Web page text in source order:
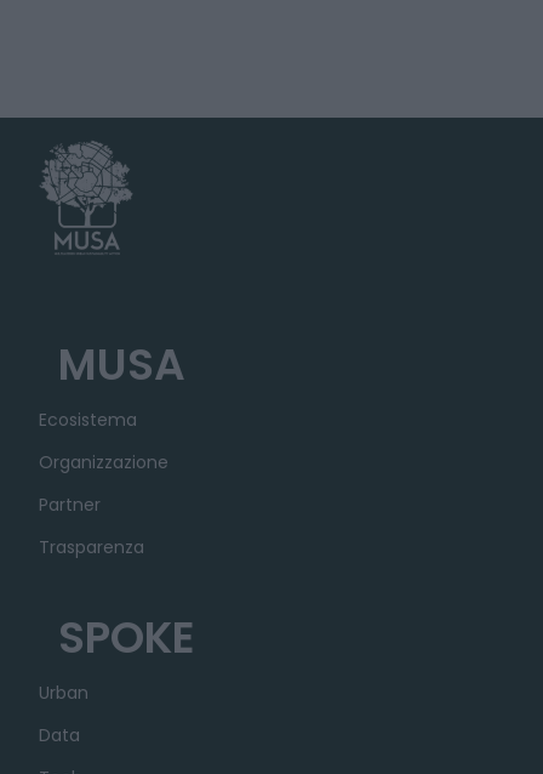
MUSA
Ecosistema
Organizzazione
Partner
Trasparenza
SPOKE
Urban
Data